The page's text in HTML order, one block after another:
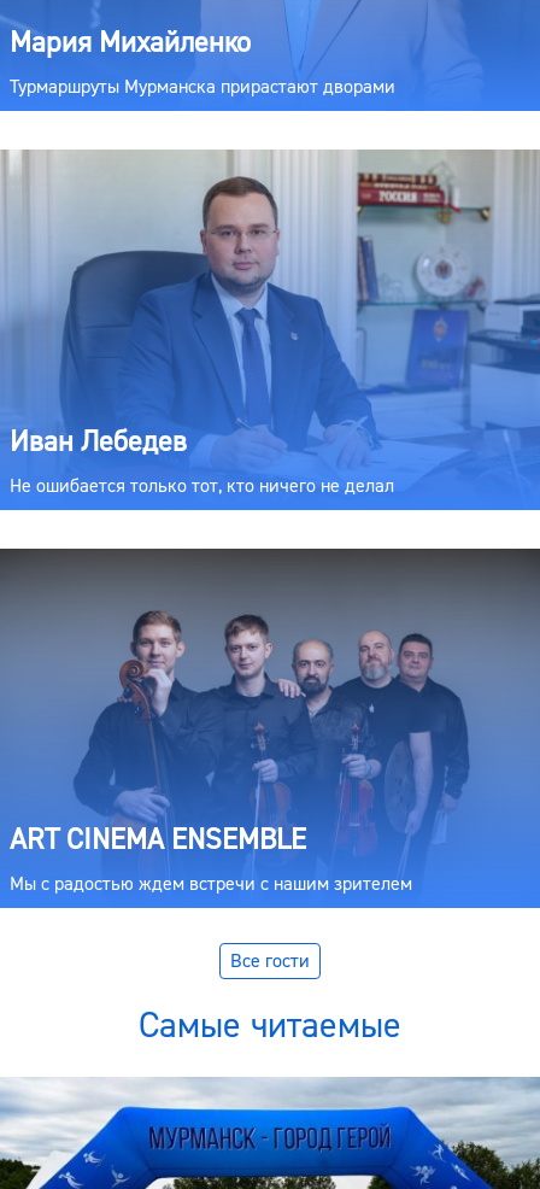
Мария Михайленко
Турмаршруты Мурманска прирастают дворами
Иван Лебедев
Не ошибается только тот, кто ничего не делал
ART CINEMA ENSEMBLE
Мы с радостью ждем встречи с нашим зрителем
Все гости
Самые читаемые